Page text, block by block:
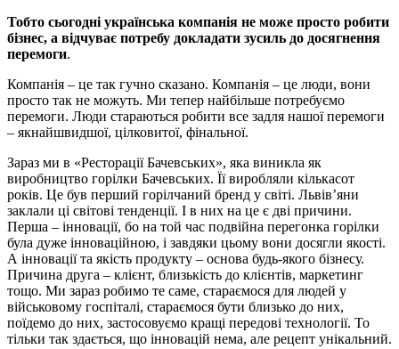
Тобто сьогодні українська компанія не може просто робити
бізнес, а відчуває потребу докладати зусиль до досягнення
перемоги.
Компанія – це так гучно сказано. Компанія – це люди, вони
просто так не можуть. Ми тепер найбільше потребуємо
перемоги. Люди стараються робити все задля нашої перемоги
– якнайшвидшої, цілковитої, фінальної.
Зараз ми в «Ресторації Бачевських», яка виникла як
виробництво горілки Бачевських. Її виробляли кількасот
років. Це був перший горілчаний бренд у світі. Львів’яни
заклали ці світові тенденції. І в них на це є дві причини.
Перша – інновації, бо на той час подвійна перегонка горілки
була дуже інноваційною, і завдяки цьому вони досягли якості.
А інновації та якість продукту – основа будь-якого бізнесу.
Причина друга – клієнт, близькість до клієнтів, маркетинг
тощо. Ми зараз робимо те саме, стараємося для людей у
військовому госпіталі, стараємося бути близько до них,
поїдемо до них, застосовуємо кращі передові технології. То
тільки так здається, що інновацій нема, але рецепт унікальний.